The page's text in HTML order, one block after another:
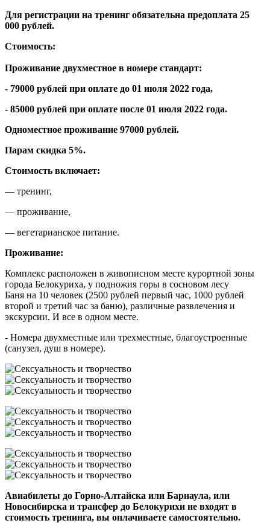
Для регистрации на тренинг обязательна предоплата 25
000 рублей.
Стоимость:
Проживание двухместное в номере стандарт:
- 79000 рублей при оплате до 01 июля 2022 года,
- 85000 рублей при оплате после 01 июля 2022 года.
Одноместное проживание 97000 рублей.
Парам скидка 5%.
Cтоимость включает:
— тренинг,
— проживание,
— вегетарианское питание.
Проживание:
Комплекс расположен в живописном месте курортной зоны
города Белокуриха, у подножия горы в сосновом лесу
Баня на 10 человек (2500 рублей первый час, 1000 рублей
второй и третий час за баню), различные развлечения и
экскурсии. И все в одном месте.
- Номера двухместные или трехместные, благоустроенные
(санузел, душ в номере).
Авиабилеты до Горно-Алтайска или Барнаула, или
Новосибирска и трансфер до Белокурихи не входят в
стоимость тренинга, вы оплачиваете самостоятельно.